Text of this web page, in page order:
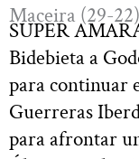
Maceira (29-
SUPER
Bidebieta a
para continuar
Guerreras
para afrontar